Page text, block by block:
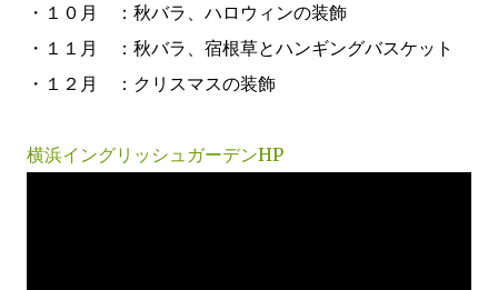
・１０月 ：秋バラ、ハロウィンの装飾
・１１月 ：秋バラ、宿根草とハンギングバスケット
・１２月 ：クリスマスの装飾
横浜イングリッシュガーデンHP